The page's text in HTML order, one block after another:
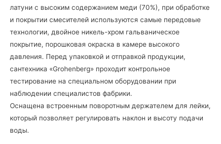
латуни с высоким содержанием меди (70%), при обработке
и покрытии смесителей используются самые передовые
технологии, двойное никель-хром гальваническое
покрытие, порошковая окраска в камере высокого
давления. Перед упаковкой и отправкой продукции,
сантехника «Grohenberg» проходит контрольное
тестирование на специальном оборудовании при
наблюдении специалистов фабрики.
Оснащена встроенным поворотным держателем для лейки,
который позволяет регулировать наклон и высоту подачи
воды.